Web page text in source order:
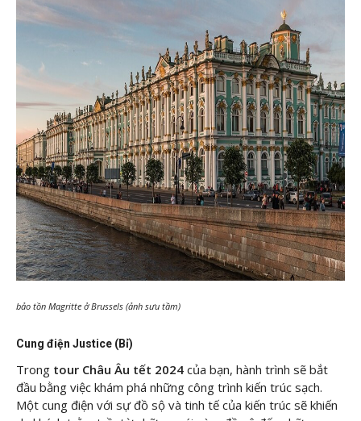
bảo tồn Magritte ở Brussels (ảnh sưu tầm)
Cung điện Justice (Bỉ)
Trong tour Châu Âu tết 2024 của bạn, hành trình sẽ bắt
đầu bằng việc khám phá những công trình kiến trúc sạch.
Một cung điện với sự đồ sộ và tinh tế của kiến trúc sẽ khiến